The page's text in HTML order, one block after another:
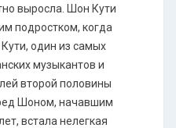
выросла. Шон Кути
подростком, когда
один из самых
музыкантов и
второй половины
Шоном, начавшим
встала нелегкая